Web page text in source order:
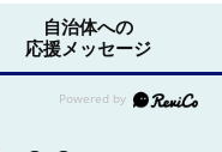
自治体への
応援メッセージ